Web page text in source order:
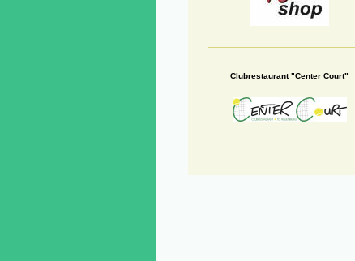
Clubrestaurant "Center Court"